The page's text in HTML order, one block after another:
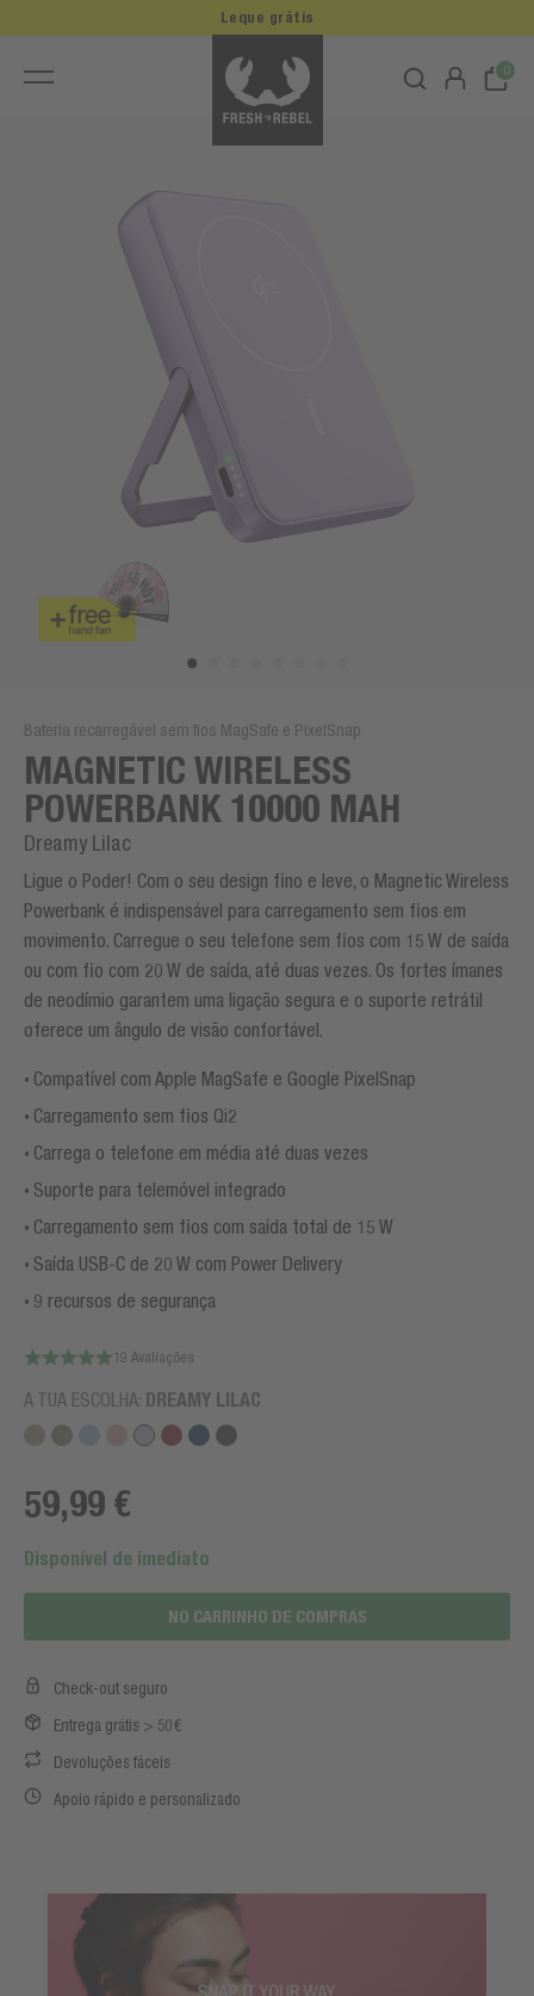
0
Leque grátis
Bateria recarregável sem fios MagSafe e PixelSnap
MAGNETIC WIRELESS
POWERBANK 10000 MAH
Dreamy Lilac
Ligue o Poder! Com o seu design fino e leve, o Magnetic Wireless
Powerbank é indispensável para carregamento sem fios em
movimento. Carregue o seu telefone sem fios com 15 W de saída
ou com fio com 20 W de saída, até duas vezes. Os fortes ímanes
de neodímio garantem uma ligação segura e o suporte retrátil
oferece um ângulo de visão confortável.
Compatível com Apple MagSafe e Google PixelSnap
Carregamento sem fios Qi2
Carrega o telefone em média até duas vezes
Suporte para telemóvel integrado
Carregamento sem fios com saída total de 15 W
Saída USB-C de 20 W com Power Delivery
9 recursos de segurança
19 Avaliações
A TUA ESCOLHA: DREAMY LILAC
59,99 €
Disponível de imediato
NO CARRINHO DE COMPRAS
Check-out seguro
Entrega grátis > 50€
Devoluções fáceis
Apoio rápido e personalizado